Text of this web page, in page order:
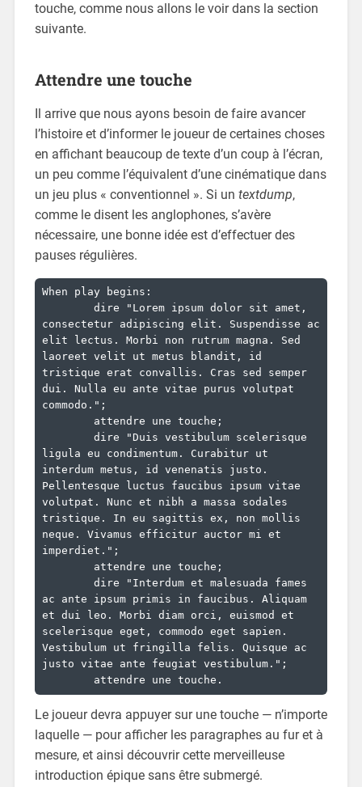
touche, comme nous allons le voir dans la section
suivante.
Attendre une touche
Il arrive que nous ayons besoin de faire avancer
l’histoire et d’informer le joueur de certaines choses
en affichant beaucoup de texte d’un coup à l’écran,
un peu comme l’équivalent d’une cinématique dans
un jeu plus « conventionnel ». Si un textdump,
comme le disent les anglophones, s’avère
nécessaire, une bonne idée est d’effectuer des
pauses régulières.
When play begins:
consectetur adipiscing elit. Suspendisse ac
elit lectus. Morbi non rutrum magna. Sed
laoreet velit ut metus blandit, id
tristique erat convallis. Cras sed semper
dui. Nulla eu ante vitae purus volutpat
commodo.";
ligula eu condimentum. Curabitur ut
interdum metus, id venenatis justo.
Pellentesque luctus faucibus ipsum vitae
volutpat. Nunc et nibh a massa sodales
tristique. In eu sagittis ex, non mollis
neque. Vivamus efficitur auctor mi et
imperdiet.";
ac ante ipsum primis in faucibus. Aliquam
et dui leo. Morbi diam orci, euismod et
scelerisque eget, commodo eget sapien.
Vestibulum ut fringilla felis. Quisque ac
justo vitae ante feugiat vestibulum.";
	attendre une touche.
Le joueur devra appuyer sur une touche — n’importe
laquelle — pour afficher les paragraphes au fur et à
mesure, et ainsi découvrir cette merveilleuse
introduction épique sans être submergé.